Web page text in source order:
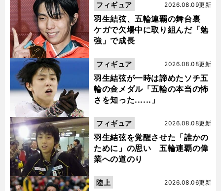
羽生結弦、五輪連覇の舞台裏
ケガで欠場中に取り組んだ「勉
強」で成長
2026.08.09更新
フィギュア
羽生結弦が一時は諦めたソチ五
輪の金メダル「五輪の本当の怖
さを知った......」
2026.08.08更新
フィギュア
羽生結弦を覚醒させた「誰かの
ために」の思い 五輪連覇の偉
業への道のり
2026.08.08更新
フィギュア
2026.08.06更新
陸上